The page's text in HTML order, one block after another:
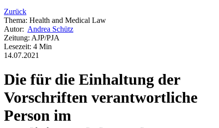
Zurück
Thema: Health and Medical Law
Autor: Andrea Schütz
Zeitung: AJP/PJA
Lesezeit: 4 Min
14.07.2021
Die für die Einhaltung der
Vorschriften verantwortliche
Person im